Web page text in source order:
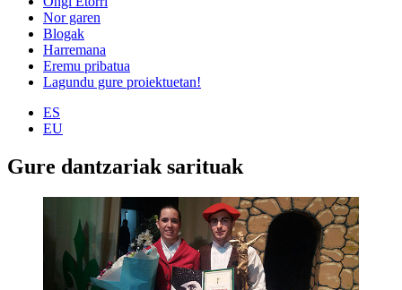
Nor garen
Blogak
Harremana
Eremu pribatua
Lagundu gure proiektuetan!
ES
EU
Gure dantzariak sarituak